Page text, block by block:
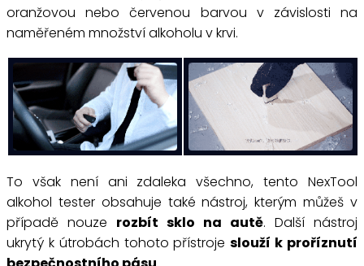
oranžovou nebo červenou barvou v závislosti na
naměřeném množství alkoholu v krvi.
To však není ani zdaleka všechno, tento NexTool
alkohol tester obsahuje také nástroj, kterým můžeš v
případě nouze rozbít sklo na autě. Další nástroj
ukrytý k útrobách tohoto přístrojeslouží k proříznutí